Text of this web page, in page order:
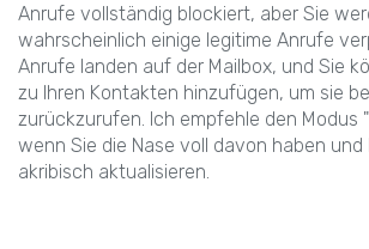
Anrufe vollständig blockiert, aber Sie
wahrscheinlich einige legitime Anrufe
Anrufe landen auf der Mailbox, und Sie
zu Ihren Kontakten hinzufügen, um sie
zurückzurufen. Ich empfehle den Modus
wenn Sie die Nase voll davon haben
akribisch aktualisieren.